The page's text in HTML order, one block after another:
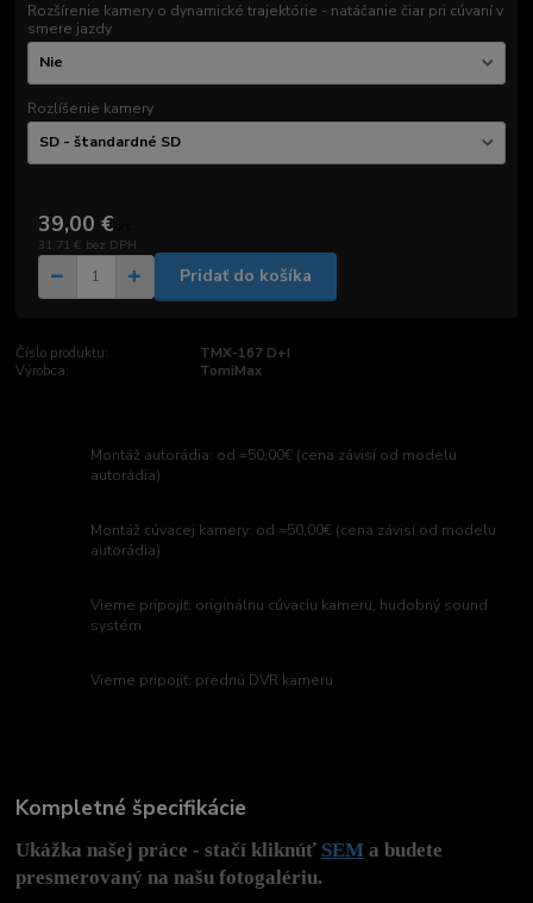
Rozšírenie kamery o dynamické trajektórie - natáčanie čiar pri cúvaní v
smere jazdy
Rozlíšenie kamery
39,00 €
31,71 € bez DPH
Pridať do košíka
Číslo produktu:
TMX-167 D+I
Výrobca:
TomiMax
Montáž autorádia: od =50,00€ (cena závisí od modelu
autorádia)
Montáž cúvacej kamery: od =50,00€ (cena závisí od modelu
autorádia)
Vieme pripojiť: originálnu cúvaciu kameru, hudobný sound
systém
Vieme pripojiť: prednú DVR kameru
Kompletné špecifikácie
Ukážka našej práce - stačí kliknúť SEM a budete
presmerovaný na našu fotogalériu.